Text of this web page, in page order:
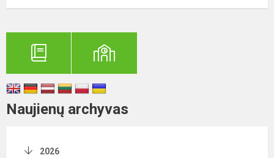
Naujienų archyvas
2026